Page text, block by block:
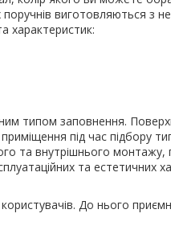
поручнів виготовляються з
характеристик:
типом заповнення.
під час підбору
та внутрішнього монтажу,
та естетичних
До нього